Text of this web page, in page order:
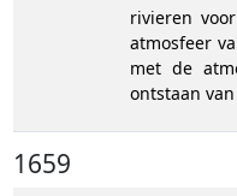
rivieren
atmosfeer
met de
ontstaan
1659